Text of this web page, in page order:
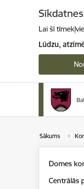
Sīkdatnes
Lai šī
Lūdzu,
Sākums
Domes
Centrālās